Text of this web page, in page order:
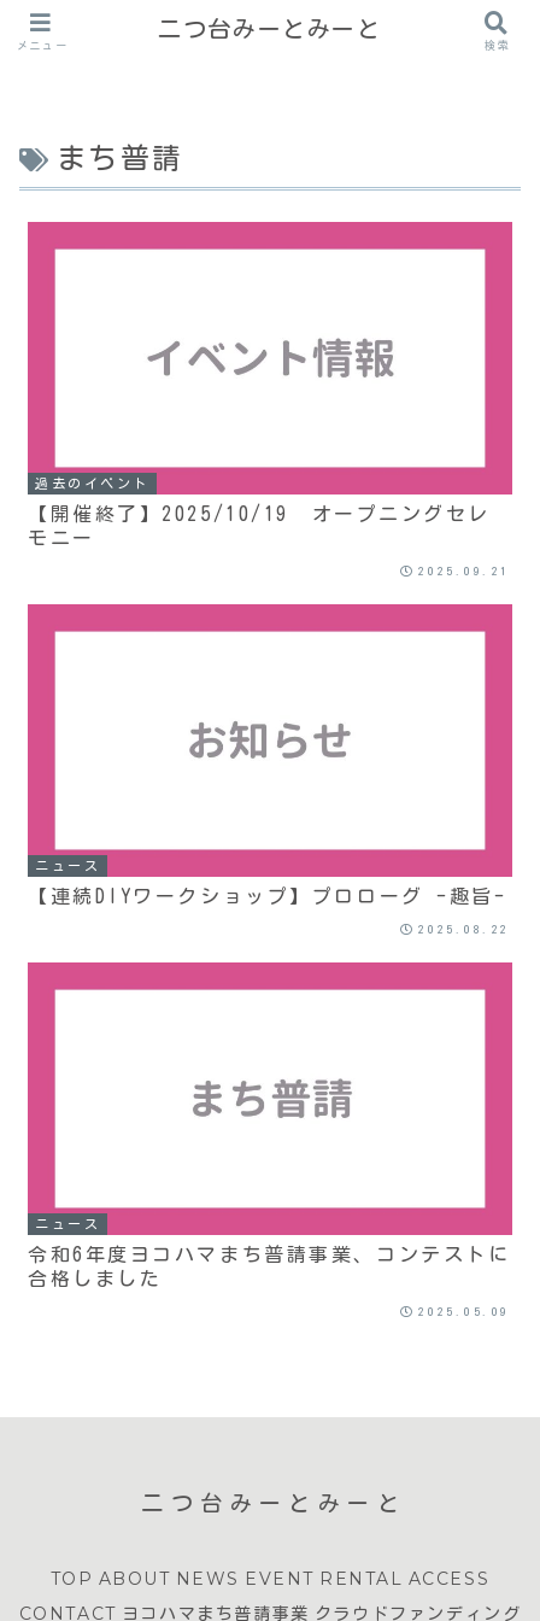
まち普請
過去のイベント
【開催終了】2025/10/19 オープニングセレ
モニー
2025.09.21
ニュース
【連続DIYワークショップ】プロローグ -趣旨-
2025.08.22
ニュース
令和6年度ヨコハマまち普請事業、コンテストに
合格しました
2025.05.09
二つ台みーとみーと
TOP ABOUT NEWS EVENT RENTAL ACCESS
CONTACT ヨコハマまち普請事業 クラウドファンディング
メニュー
二つ台みーとみーと
検索